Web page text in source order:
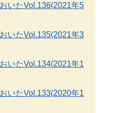
いたVol.136(2021年5
いたVol.135(2021年3
いたVol.134(2021年1
いたVol.133(2020年1